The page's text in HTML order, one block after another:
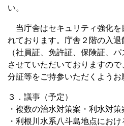
い。
当庁舎はセキュリティ強化を
れております。庁舎２階の入
（社員証、免許証、保険証、
させていただいておりますの
分証等をご持参いただくようお
３．議事（予定）
・複数の治水対策案・利水対
・利根川水系八斗島地点にお